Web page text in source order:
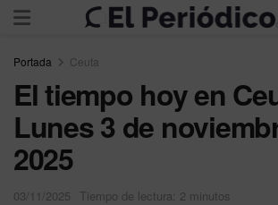
Portada Ceuta
El tiempo hoy en
Lunes 3 de
2025
03/11/2025 Tiempo de lectura: 2 minutos